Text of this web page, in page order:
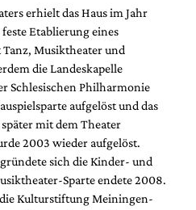
erhielt das Haus im Jahr
Etablierung eines
Musiktheater und
die Landeskapelle
Schlesischen Philharmonie
aufgelöst und das
mit dem Theater
2003 wieder aufgelöst.
sich die Kinder- und
Sparte endete 2008.
Kulturstiftung Meiningen-